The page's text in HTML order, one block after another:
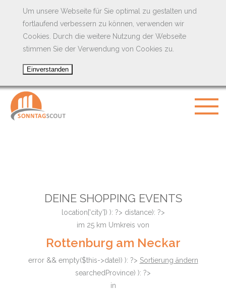
Um unsere Webseite für Sie optimal zu gestalten und
fortlaufend verbessern zu können, verwenden wir
Cookies. Durch die weitere Nutzung der Webseite
stimmen Sie der Verwendung von Cookies zu.
DEINE SHOPPING EVENTS
location['city']) ): ?> distance): ?>
im 25 km Umkreis von
Rottenburg am Neckar
error && empty($this->date)) ): ?> Sortierung ändern
searchedProvince) ): ?>
in